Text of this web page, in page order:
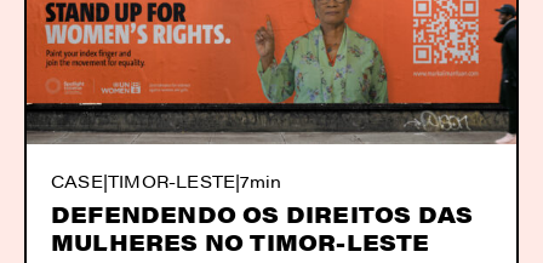
CASE|TIMOR-LESTE|7min
DEFENDENDO OS DIREITOS DAS
MULHERES NO TIMOR-LESTE